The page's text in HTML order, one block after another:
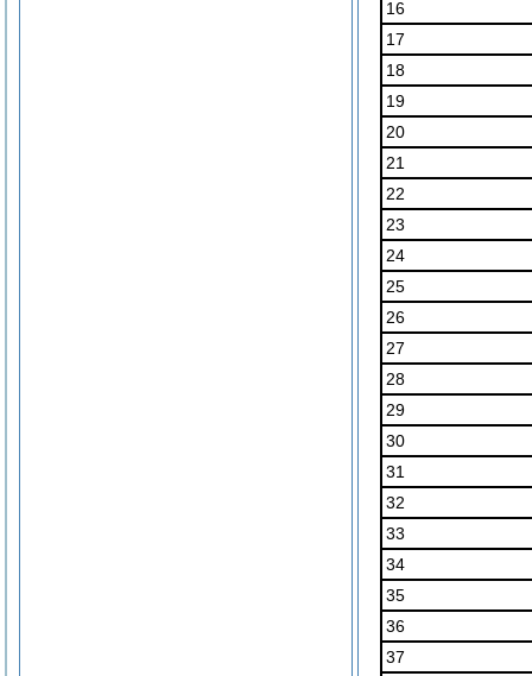
16
17
18
19
20
21
22
23
24
25
26
27
28
29
30
31
32
33
34
35
36
37